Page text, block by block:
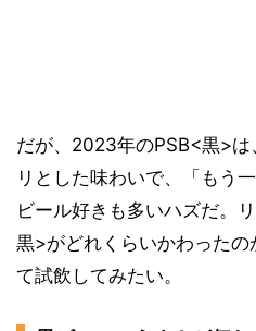
だが、2023年のPSB<黒>は
リとした味わいで、「もう
ビール好きも多いハズだ。
黒>がどれくらいかわった
て試飲してみたい。